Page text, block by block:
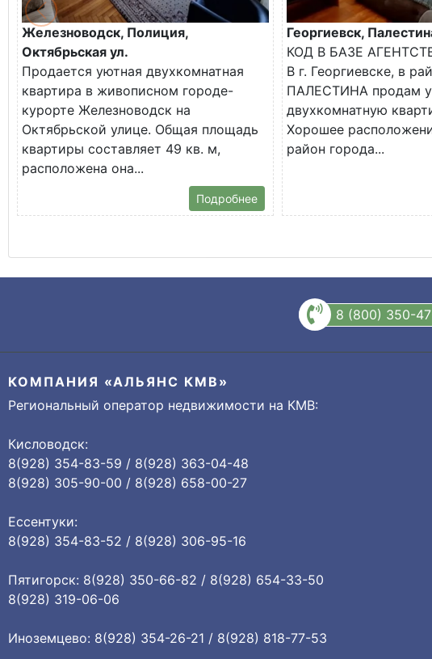
Железноводск, Полиция,
Октябрьская ул.
Продается уютная двухкомнатная
квартира в живописном городе-
курорте Железноводск на
Октябрьской улице. Общая площадь
квартиры составляет 49 кв. м,
расположена она...
Подробнее
Георгиевск,
КОД В БАЗЕ
В г. Георгиевске, в
ПАЛЕСТИНА продам
двухкомнатную
Хорошее
район города...
8 (800) 350-
КОМПАНИЯ «АЛЬЯНС КМВ»
Региональный оператор недвижимости на КМВ:
Кисловодск:
8(928) 354-83-59 / 8(928) 363-04-48
8(928) 305-90-00 / 8(928) 658-00-27
Ессентуки:
8(928) 354-83-52 / 8(928) 306-95-16
Пятигорск: 8(928) 350-66-82 / 8(928) 654-33-50
8(928) 319-06-06
Иноземцево: 8(928) 354-26-21 / 8(928) 818-77-53